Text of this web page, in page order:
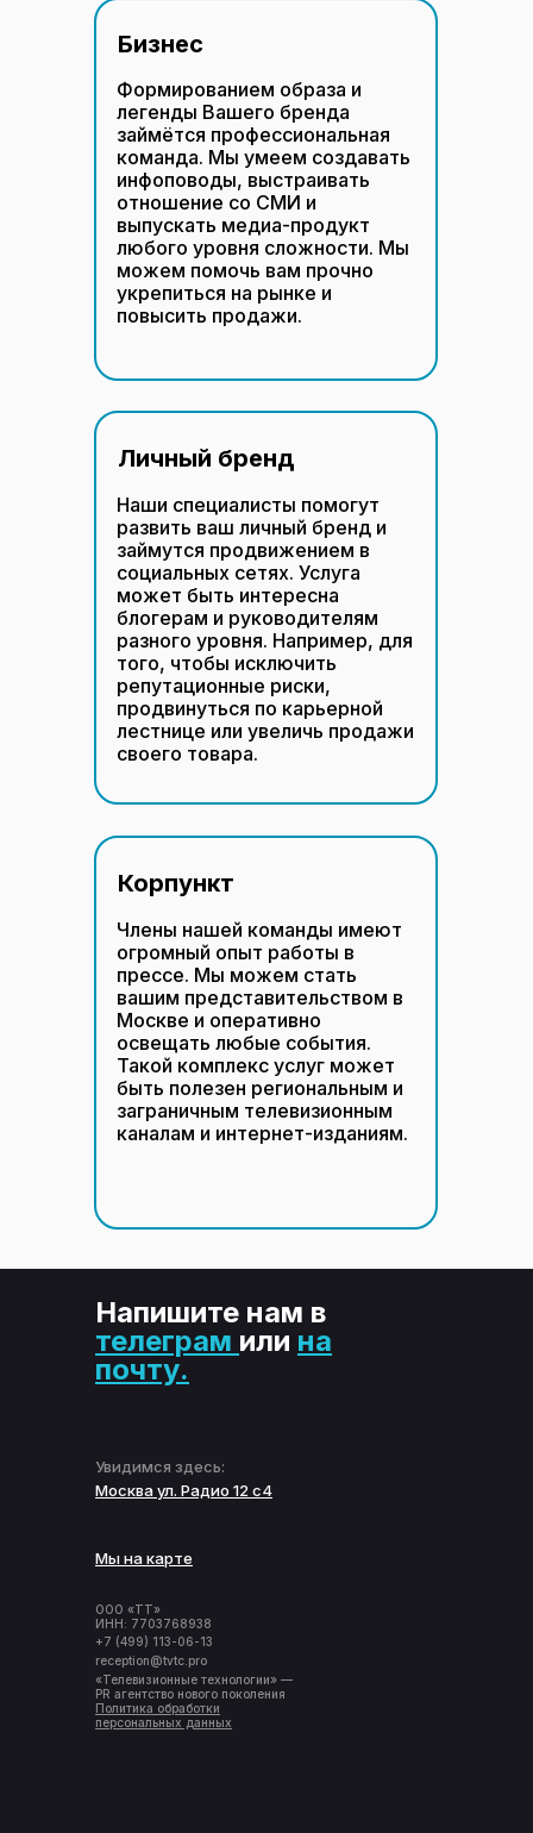
Бизнес
Формированием образа и
легенды Вашего бренда
займётся профессиональная
команда. Мы умеем создавать
инфоповоды, выстраивать
отношение со СМИ и
выпускать медиа-продукт
любого уровня сложности. Мы
можем помочь вам прочно
укрепиться на рынке и
повысить продажи.
Личный бренд
Наши специалисты помогут
развить ваш личный бренд и
займутся продвижением в
социальных сетях. Услуга
может быть интересна
блогерам и руководителям
разного уровня. Например, для
того, чтобы исключить
репутационные риски,
продвинуться по карьерной
лестнице или увеличь продажи
своего товара.
Корпункт
Члены нашей команды имеют
огромный опыт работы в
прессе. Мы можем стать
вашим представительством в
Москве и оперативно
освещать любые события.
Такой комплекс услуг может
быть полезен региональным и
заграничным телевизионным
каналам и интернет-изданиям.
ООО «ТТ»
ИНН: 7703768938
reception@tvtc.pro
+7 (499) 113-06-13
«Телевизионные технологии» —
PR агентство нового поколения
Политика обработки
персональных данных
Напишите нам в
телеграм или на
почту.
Мы на карте
Москва ул. Радио 12 с4
Увидимся здесь: